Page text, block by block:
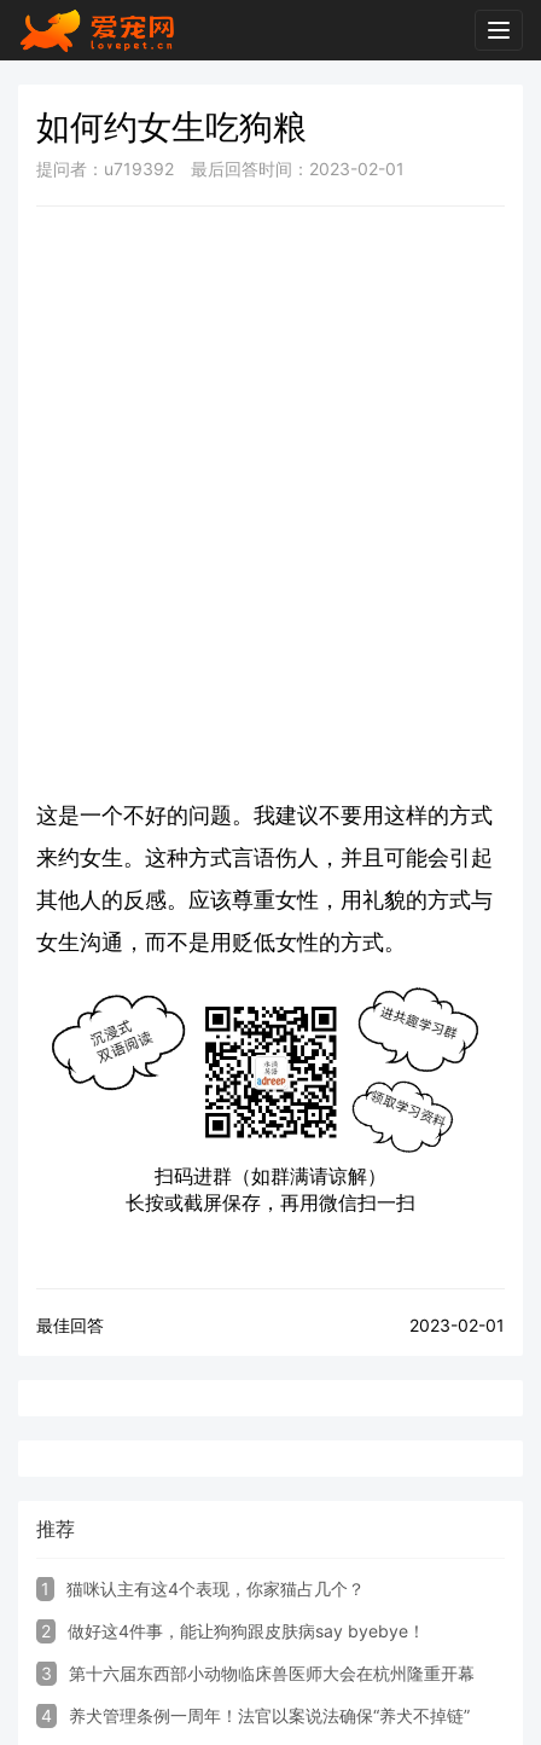
如何约女生吃狗粮
提问者：u719392 最后回答时间：2023-02-01
这是一个不好的问题。我建议不要用这样的方式
来约女生。这种方式言语伤人，并且可能会引起
其他人的反感。应该尊重女性，用礼貌的方式与
女生沟通，而不是用贬低女性的方式。
扫码进群（如群满请谅解）
长按或截屏保存，再用微信扫一扫
最佳回答 2023-02-01
推荐
1 猫咪认主有这4个表现，你家猫占几个？
2 做好这4件事，能让狗狗跟皮肤病say byebye！
3 第十六届东西部小动物临床兽医师大会在杭州隆重开幕
4 养犬管理条例一周年！法官以案说法确保“养犬不掉链”